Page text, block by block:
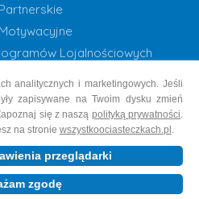
Lojalnościowych
| os. 2 Pułku Lotniczego 47A, 31-
Kraków
Szukaj nas na
analitycznych i marketingowych. Jeśli
zapisywane na Twoim dysku zmień
się z naszą polityką prywatności.
na stronie wszystkoociasteczkach.pl .
przeglądarki
zgodę